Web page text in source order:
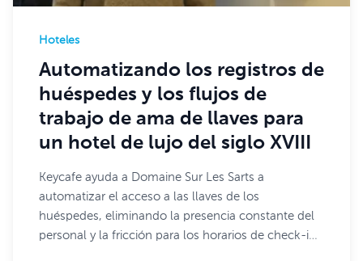
Hoteles
Automatizando los registros de
huéspedes y los flujos de
trabajo de ama de llaves para
un hotel de lujo del siglo XVIII
Keycafe ayuda a Domaine Sur Les Sarts a
automatizar el acceso a las llaves de los
huéspedes, eliminando la presencia constante del
personal y la fricción para los horarios de check-in